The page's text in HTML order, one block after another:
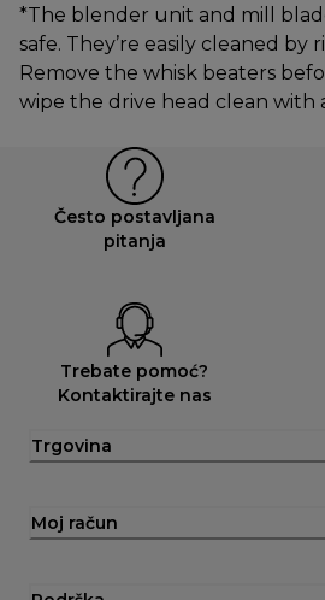
*The blender unit and mill
safe. They’re easily cleaned
Remove the whisk beaters
wipe the drive head clean with
Često postavljana
pitanja
Trebate pomoć?
Kontaktirajte nas
Trgovina
Moj račun